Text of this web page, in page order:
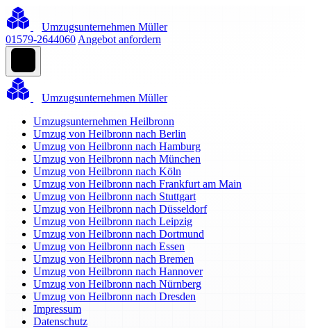
Umzugsunternehmen Müller
01579-2644060 Angebot anfordern
Umzugsunternehmen Müller
Umzugsunternehmen Heilbronn
Umzug von Heilbronn nach Berlin
Umzug von Heilbronn nach Hamburg
Umzug von Heilbronn nach München
Umzug von Heilbronn nach Köln
Umzug von Heilbronn nach Frankfurt am Main
Umzug von Heilbronn nach Stuttgart
Umzug von Heilbronn nach Düsseldorf
Umzug von Heilbronn nach Leipzig
Umzug von Heilbronn nach Dortmund
Umzug von Heilbronn nach Essen
Umzug von Heilbronn nach Bremen
Umzug von Heilbronn nach Hannover
Umzug von Heilbronn nach Nürnberg
Umzug von Heilbronn nach Dresden
Impressum
Datenschutz